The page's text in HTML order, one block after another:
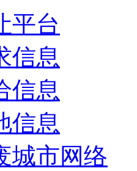
平台
信息
信息
信息
城市网络